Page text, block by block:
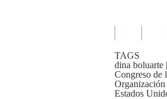
TAGS
dina boluarte |
Congreso de
Estados